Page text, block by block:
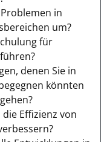
in
um?
für
denen Sie in
könnten
Effizienz von